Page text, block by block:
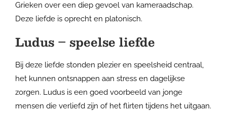
Grieken over een diep gevoel van kameraadschap.
Deze liefde is oprecht en platonisch.
Ludus – speelse liefde
Bij deze liefde stonden plezier en speelsheid centraal,
het kunnen ontsnappen aan stress en dagelijkse
zorgen. Ludus is een goed voorbeeld van jonge
mensen die verliefd zijn of het flirten tijdens het uitgaan.